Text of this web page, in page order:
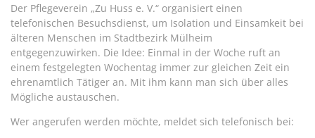
Der Pflegeverein „Zu Huss e. V.“ organisiert einen
telefonischen Besuchsdienst, um Isolation und Einsamkeit bei
älteren Menschen im Stadtbezirk Mülheim
entgegenzuwirken. Die Idee: Einmal in der Woche ruft an
einem festgelegten Wochentag immer zur gleichen Zeit ein
ehrenamtlich Tätiger an. Mit ihm kann man sich über alles
Mögliche austauschen.
Wer angerufen werden möchte, meldet sich telefonisch bei: